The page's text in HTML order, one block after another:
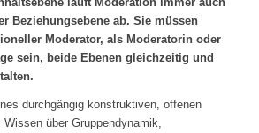
Beziehungsebene ab. Sie müssen
Moderator, als Moderatorin oder
sein, beide Ebenen gleichzeitig und
durchgängig konstruktiven, offenen
über Gruppendynamik,